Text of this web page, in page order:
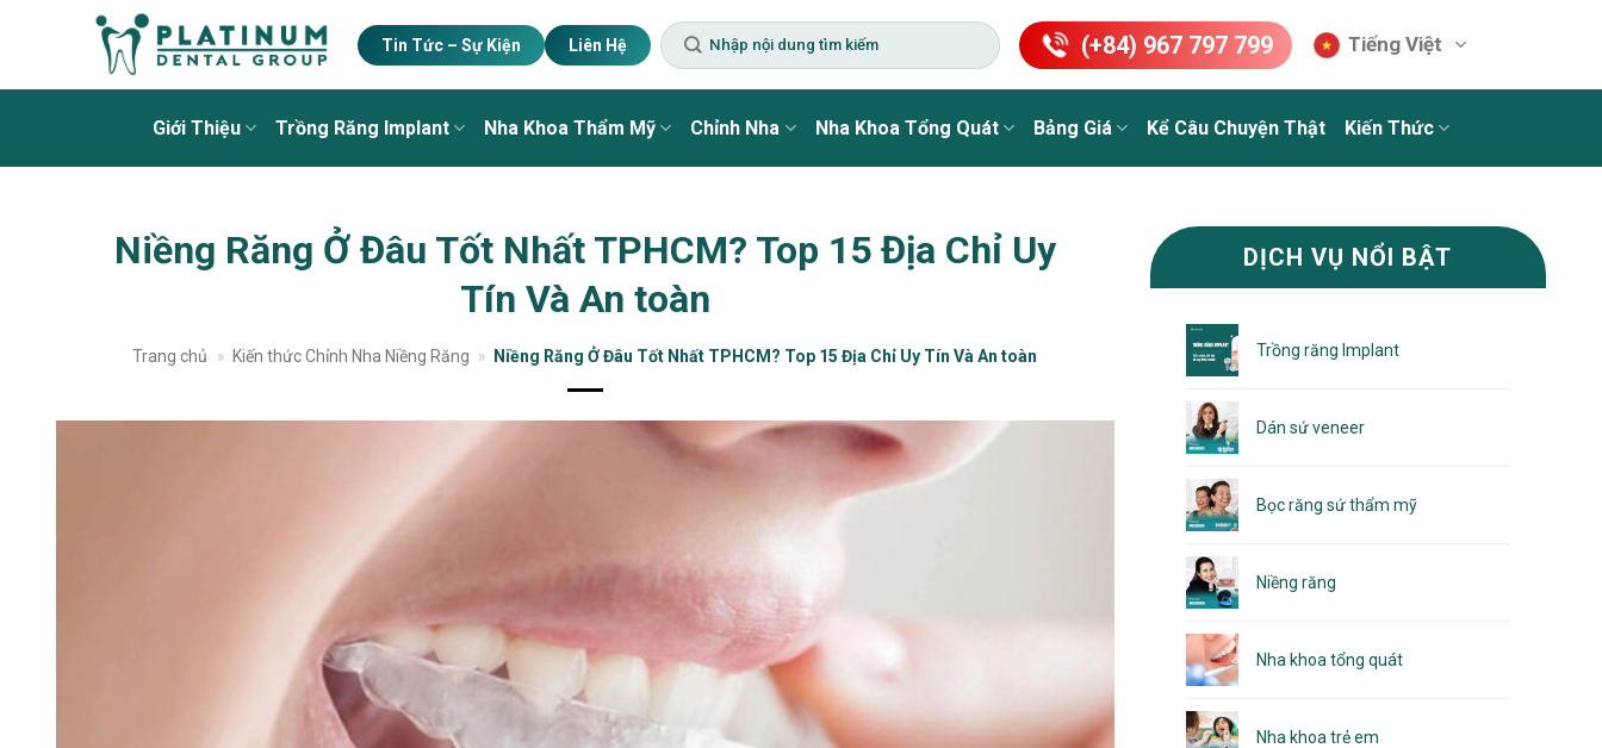
Tin Tức – Sự Kiện Liên Hệ (+84) 967 797 799 Tiếng Việt
Giới Thiệu Trồng Răng Implant Nha Khoa Thẩm Mỹ Chỉnh Nha Nha Khoa Tổng Quát Bảng Giá Kể Câu Chuyện Thật Kiến Thức
Niềng Răng Ở Đâu Tốt Nhất TPHCM? Top 15 Địa Chỉ Uy
Tín Và An toàn
Trang chủ » Kiến thức Chỉnh Nha Niềng Răng » Niềng Răng Ở Đâu Tốt Nhất TPHCM? Top 15 Địa Chỉ Uy Tín Và An toàn
DỊCH VỤ NỔI BẬT
Trồng răng Implant
Dán sứ veneer
Bọc răng sứ thẩm mỹ
Niềng răng
Nha khoa tổng quát
Nha khoa trẻ em